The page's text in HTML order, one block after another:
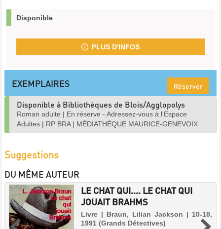
Disponible
PLUS D'INFOS
EXEMPLAIRES Réserver
Disponible à Bibliothèques de Blois/Agglopolys
Roman adulte | En réserve - Adressez-vous à l'Espace
Adultes | RP BRA| MÉDIATHÈQUE MAURICE-GENEVOIX
Suggestions
DU MÊME AUTEUR
LE CHAT QUI.... LE CHAT QUI
JOUAIT BRAHMS
Livre | Braun, Lilian Jackson | 10-18,
1991 (Grands Détectives)